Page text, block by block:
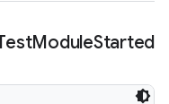
ModuleStarted